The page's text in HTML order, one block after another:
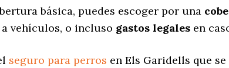
básica, puedes escoger por una
vehículos, o incluso gastos legales en
seguro para perros en Els Garidells que